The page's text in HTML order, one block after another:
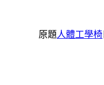
原題人體工學椅